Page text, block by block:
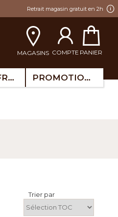
Retrait magasin gratuit en 2h
MAGASINS COMPTE PANIER
MADE IN FRANCE PROMOTIONS
Trier par